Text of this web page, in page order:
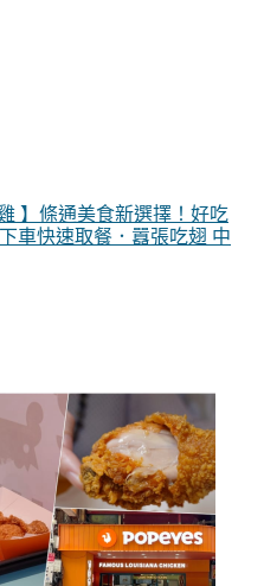
】條通美食新選擇！好吃
車快速取餐．囂張吃翅 中